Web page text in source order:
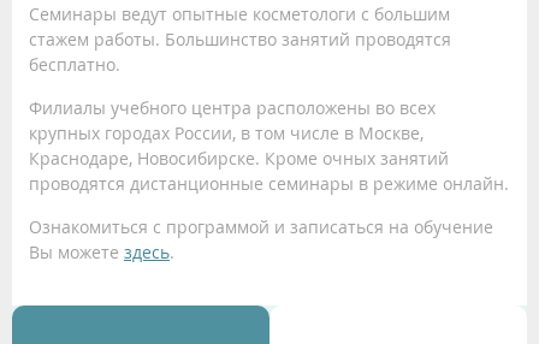
Семинары ведут опытные косметологи с большим
стажем работы. Большинство занятий проводятся
бесплатно.
Филиалы учебного центра расположены во всех
крупных городах России, в том числе в Москве,
Краснодаре, Новосибирске. Кроме очных занятий
проводятся дистанционные семинары в режиме онлайн.
Ознакомиться с программой и записаться на обучение
Вы можете здесь.